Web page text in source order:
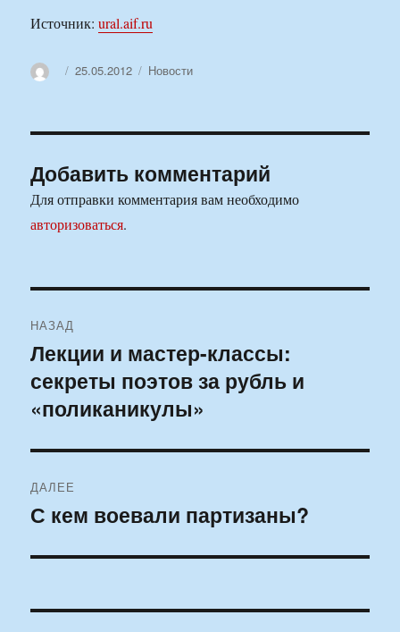
Источник:ural.aif.ru
АвторОпубликовано
25.05.2012 Рубрики
Новости
Добавить комментарий
Для отправки комментария вам необходимо
авторизоваться.
по
записям
НАЗАД
Предыдущая
запись:
Лекции и мастер-классы:
секреты поэтов за рубль и
«поликаникулы»
ДАЛЕЕ
Следующая
С кем воевали партизаны?